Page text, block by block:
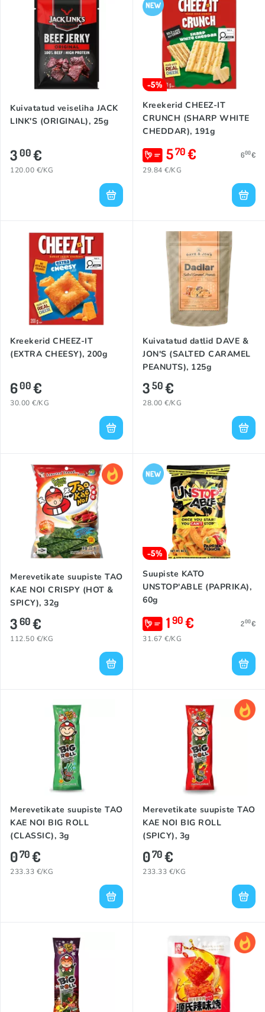
Kuivatatud veiseliha JACK
LINK'S (ORIGINAL), 25g
300€
120.00 €/KG
-5%
Kreekerid CHEEZ-IT
CRUNCH (SHARP WHITE
CHEDDAR), 191g
570€ 600€
29.84 €/KG
Kreekerid CHEEZ-IT
(EXTRA CHEESY), 200g
600€
30.00 €/KG
Kuivatatud datlid DAVE &
JON'S (SALTED CARAMEL
PEANUTS), 125g
350€
28.00 €/KG
Merevetikate suupiste TAO
KAE NOI CRISPY (HOT &
SPICY), 32g
360€
112.50 €/KG
-5%
Suupiste KATO
UNSTOP'ABLE (PAPRIKA),
60g
190€ 200€
31.67 €/KG
Merevetikate suupiste TAO
KAE NOI BIG ROLL
(CLASSIC), 3g
070€
233.33 €/KG
Merevetikate suupiste TAO
KAE NOI BIG ROLL
(SPICY), 3g
070€
233.33 €/KG